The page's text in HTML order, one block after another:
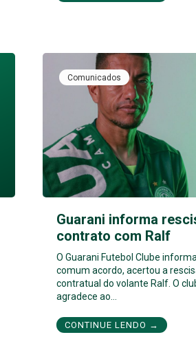
Comunicados
Guarani informa
contrato com Ralf
O Guarani Futebol Clube
comum acordo, acertou a
contratual do volante Ralf. O
agradece ao…
CONTINUE LENDO →